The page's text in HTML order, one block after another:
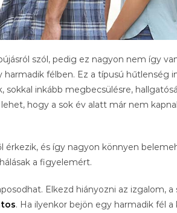
szól, pedig ez nagyon nem így
félben. Ez a típusú hűtlenség
inkább megbecsülésre,
hogy a sok év alatt már nem
és így nagyon könnyen
a figyelemért.
Elkezd hiányozni az izgalom, a
. Ha ilyenkor bejön egy harmadik fél a